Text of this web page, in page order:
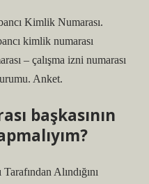
Kimlik Numarası.
kimlik numarası
– çalışma izni numarası
Anket.
başkasının
Alındığını